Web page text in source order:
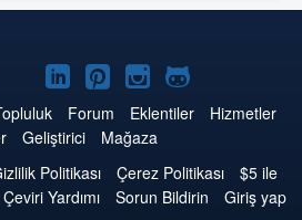
YouTube'da
Joomla
LinkedIn'de
Joomla
Pinterest'de
Joomla
Instagram'da
Joomla
GitHub'da
Joomla
Forum Eklentiler
Hizmetler
Geliştirici
Mağaza
Politikası Çerez Politikası
$5 ile
Çeviri Yardımı Sorun Bildirin Giriş yap